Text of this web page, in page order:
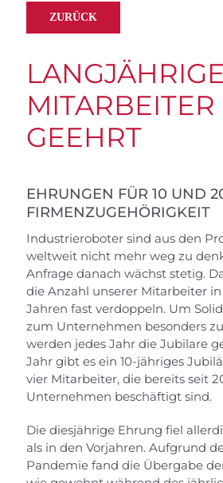
ZURÜCK
LANGJÄHRIGE
MITARBEITER
GEEHRT
EHRUNGEN FÜR 10 UND
FIRMENZUGEHÖRIGKEIT
Industrieroboter sind aus den
weltweit nicht mehr weg zu
Anfrage danach wächst stetig.
die Anzahl unserer Mitarbeiter
Jahren fast verdoppeln. Um
zum Unternehmen besonders
werden jedes Jahr die Jubilare
Jahr gibt es ein 10-jähriges
vier Mitarbeiter, die bereits seit
Unternehmen beschäftigt sind.
Die diesjährige Ehrung fiel
als in den Vorjahren. Aufgrund
Pandemie fand die Übergabe